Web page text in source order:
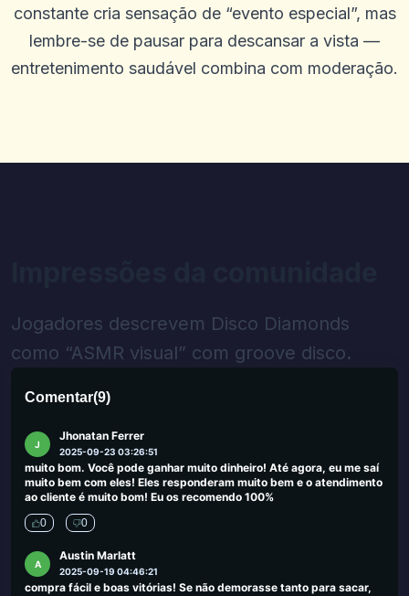
constante cria sensação de “evento especial”, mas
lembre-se de pausar para descansar a vista —
entretenimento saudável combina com moderação.
Jogadores descrevem Disco Diamonds
como “ASMR visual” com groove disco.
Comentar(9)
Margaret Rodriguez
Ótimo cassino, muitas rodadas grátis
0 0
0 0
O
Olger Xhikselimi
2025-09-25 03:45:19
0 0
J
Jhonatan Ferrer
2025-09-23 03:26:51
muito bom. Você pode ganhar muito dinheiro! Até agora, eu me saí
muito bem com eles! Eles responderam muito bem e o atendimento
ao cliente é muito bom! Eu os recomendo 100%
0 0
A
Austin Marlatt
2025-09-19 04:46:21
compra fácil e boas vitórias! Se não demorasse tanto para sacar,